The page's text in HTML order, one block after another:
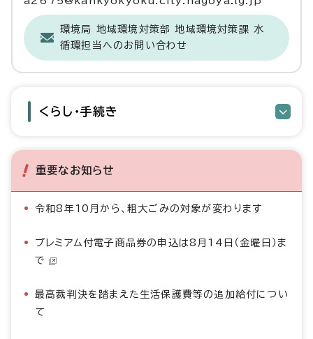
環境局 地域環境対策部 地域環境対策課 水
循環担当へのお問い合わせ
くらし・手続き
重要なお知らせ
令和8年10月から、粗大ごみの対象が変わります
プレミアム付電子商品券の申込は8月14日（金曜日）ま
で
最高裁判決を踏まえた生活保護費等の追加給付につい
て